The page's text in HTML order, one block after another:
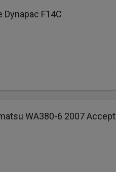
F14C
WA380-6 2007